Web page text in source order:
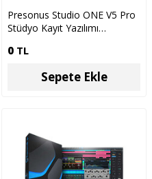
Presonus Studio ONE V5 Pro
Stüdyo Kayıt Yazılımı
0 TL
Sepete Ekle